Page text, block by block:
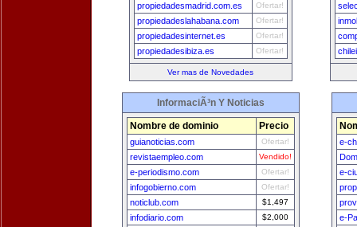
propiedadesmadrid.com.es Ofertar!
propiedadeslahabana.com Ofertar!
propiedadesinternet.es Ofertar!
propiedadesibiza.es Ofertar!
Ver mas de Novedades
InformaciÃ³n Y Noticias
Nombre de dominio Precio
guianoticias.com Ofertar!
revistaempleo.com Vendido!
e-periodismo.com Ofertar!
infogobierno.com Ofertar!
noticlub.com $1,497
infodiario.com $2,000
e-
e-
e-